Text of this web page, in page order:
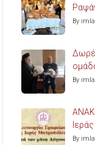
By
By
By